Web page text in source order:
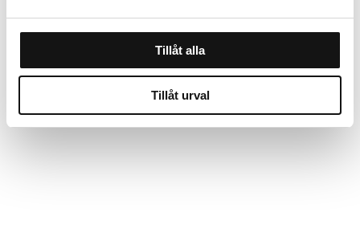
Tillåt alla
Tillåt urval